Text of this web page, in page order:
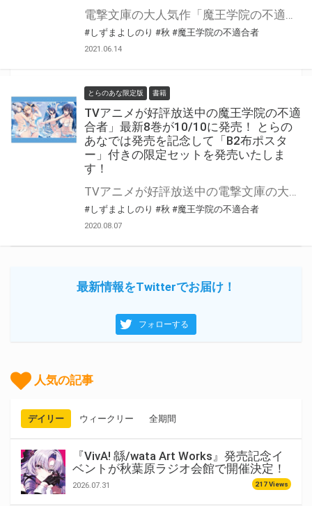
電撃文庫の大人気作「魔王学院の不適合者」最新10巻が8/6に発売！ とらのあなでは発売を記念して「B2タペストリー付き限定セット」を発売いたします。 是非この機会にお買い求めください！
#しずまよしのり #秋 #魔王学院の不適合者
2021.06.14
とらのあな限定版 書籍
TVアニメが好評放送中の魔王学院の不適
合者」最新8巻が10/10に発売！ とらの
あなでは発売を記念して「B2布ポスタ
ー」付きの限定セットを発売いたしま
す！
TVアニメが好評放送中の電撃文庫の大人気作「魔王学院の不適合者」最新8巻が10/10に発売！ とらのあなでは発売を記念して「B2布ポスター付き限定セット」を発売いたします。 是非この機会にお買い求めください！
#しずまよしのり #秋 #魔王学院の不適合者
2020.08.07
最新情報をTwitterでお届け！
フォローする
人気の記事
デイリー ウィークリー 全期間
『VivA! 緜/wata Art Works』発売記念イ
ベントが秋葉原ラジオ会館で開催決定！
2026.07.31 217 Views